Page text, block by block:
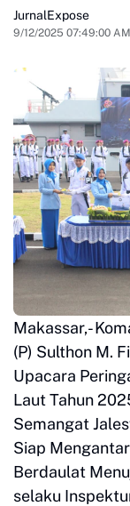
JurnalExpose
9/12/2025 07:49:00 AM
Makassar,-
(P) Sulthon M.
Upacara
Laut Tahun
Semangat
Siap
Berdaulat
selaku